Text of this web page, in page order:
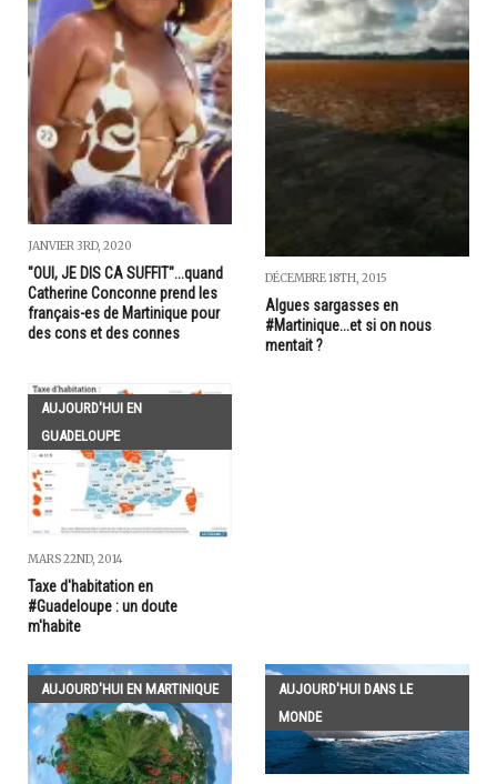
JANVIER 3RD, 2020
"OUI, JE DIS CA SUFFIT"...quand
Catherine Conconne prend les
français-es de Martinique pour
des cons et des connes
DÉCEMBRE 18TH, 2015
Algues sargasses en
#Martinique...et si on nous
mentait ?
AUJOURD'HUI EN
GUADELOUPE
MARS 22ND, 2014
Taxe d'habitation en
#Guadeloupe : un doute
m'habite
AUJOURD'HUI EN MARTINIQUE
AUJOURD'HUI DANS LE
MONDE